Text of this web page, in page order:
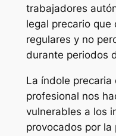
trabajadores
legal precario que
regulares y no
durante periodos
La índole
profesional nos
vulnerables a los
provocados por la